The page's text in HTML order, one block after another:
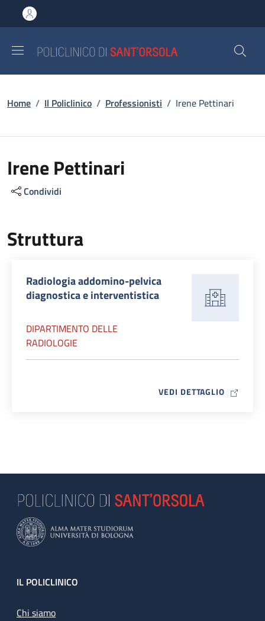
al contenuto principale
to footer content
Briciole di pane
Home / Il Policlinico / Professionisti / Irene Pettinari
Irene Pettinari
Condividi
Struttura
Radiologia addomino-pelvica
diagnostica e interventistica
DIPARTIMENTO DELLE
RADIOLOGIE
VEDI DETTAGLIO MAP ICON
Footer
IL POLICLINICO
Chi siamo